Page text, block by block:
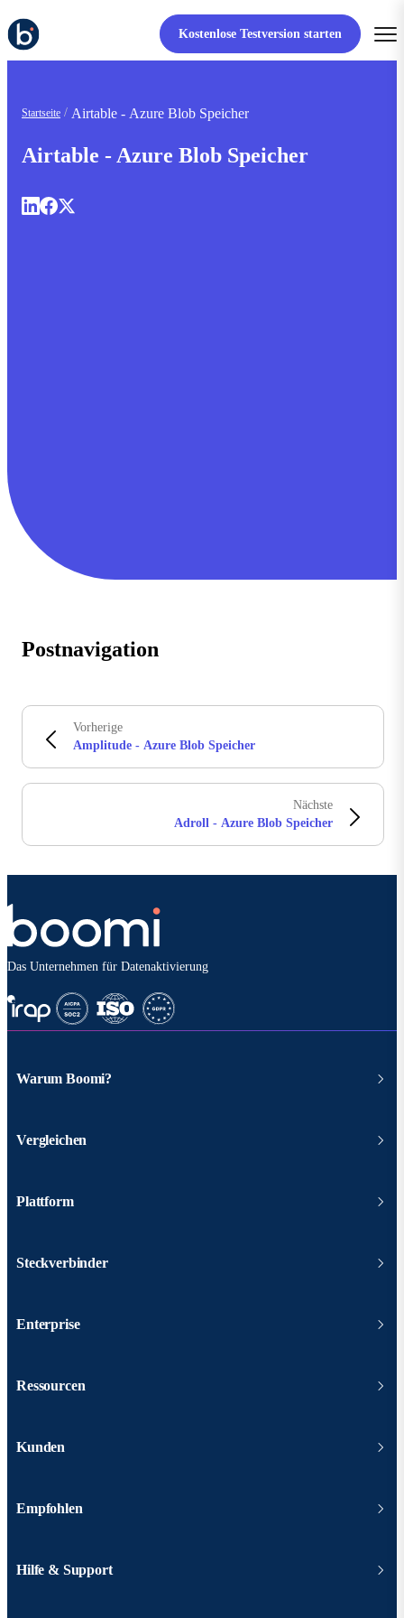
Kostenlose Testversion starten
Startseite Airtable - Azure Blob Speicher
Airtable - Azure Blob Speicher
Postnavigation
Vorherige
Amplitude - Azure Blob Speicher
Nächste
Adroll - Azure Blob Speicher
Das Unternehmen für Datenaktivierung
Warum Boomi?
Vergleichen
Plattform
Steckverbinder
Enterprise
Ressourcen
Kunden
Empfohlen
Hilfe & Support